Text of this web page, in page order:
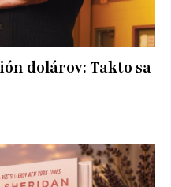
dolárov: Takto sa